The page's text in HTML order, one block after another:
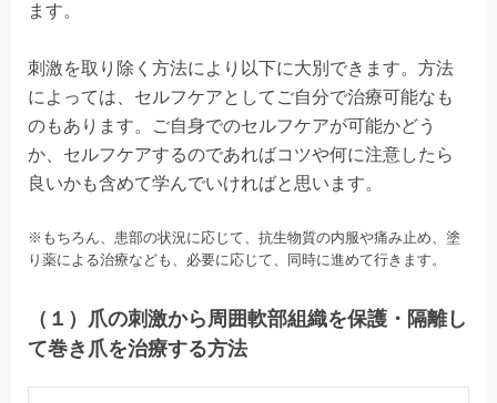
ます。
刺激を取り除く方法により以下に大別できます。方法
によっては、セルフケアとしてご自分で治療可能なも
のもあります。ご自身でのセルフケアが可能かどう
か、セルフケアするのであればコツや何に注意したら
良いかも含めて学んでいければと思います。
※もちろん、患部の状況に応じて、抗生物質の内服や痛み止め、塗
り薬による治療なども、 必要に応じて、同時に進めて行きます。
（１）爪の刺激から周囲軟部組織を保護・隔離し
て巻き爪を治療する方法